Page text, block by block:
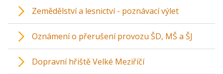
Zemědělství a lesnictví - poznávací výlet
Oznámení o přerušení provozu ŠD, MŠ a ŠJ
Dopravní hřiště Velké Meziříčí